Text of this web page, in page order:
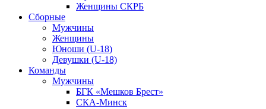
Женщины СКРБ
Сборные
Мужчины
Женщины
Юноши (U-18)
Девушки (U-18)
Команды
Мужчины
БГК «Мешков Брест»
СКА-Минск